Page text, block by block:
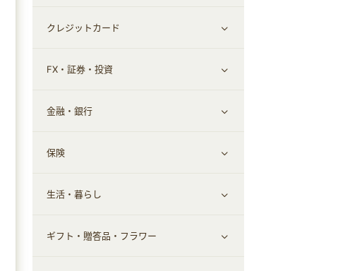
ウォーターサーバー
メンズ美容
日用品・薬局・からだ
ネット買取
すべて見る
家電・パソコン・ソフトウェア
通信・レンタルサーバー
スマホ・携帯電話・SIM
定額制有料コンテンツ
クレジットカード
すべて見る
クレジットカード
FX・証券・投資
すべて見る
証券
仮想通貨
金融・銀行
銀行・ネット銀行
キャッシング・ローン
保険
すべて見る
保険相談・面談
生活・暮らし
すべて見る
ギフト・贈答品・フラワー